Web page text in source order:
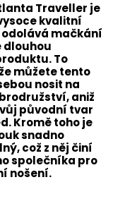
Traveller je
kvalitní
mačkání
dlouhou
To
můžete tento
nosit na
aniž
původní tvar
Kromě toho je
snadno
což z něj činí
společníka pro
nošení.